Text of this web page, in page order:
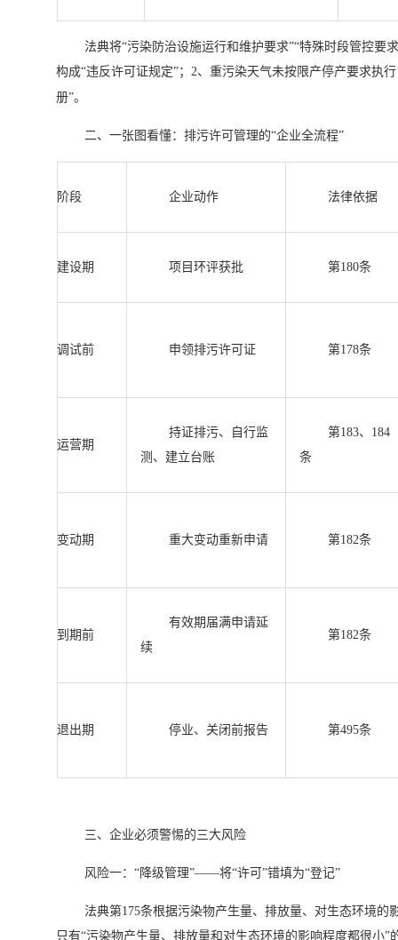
法典将“污染防治设施运行和维护要求”“特殊时段管控
构成“违反许可证规定”；2、重污染天气未按限产停产要求执
册”。
二、一张图看懂：排污许可管理的“企业全流程”
阶段 企业动作 法律依据
建设期 项目环评获批 第180条
调试前 申领排污许可证 第178条
运营期
持证排污、自行监
测、建立台账
第183、184
条
变动期 重大变动重新申请 第182条
到期前
有效期届满申请延
续
第182条
退出期 停业、关闭前报告 第495条
三、企业必须警惕的三大风险
风险一：“降级管理”——将“许可”错填为“登记”
法典第175条根据污染物产生量、排放量、对生态环境
只有“污染物产生量、排放量和对生态环境的影响程度都很小